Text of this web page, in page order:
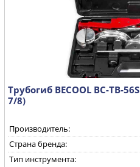
Трубогиб BECOOL BC-TB-
7/8)
Производитель:
Страна бренда:
Тип инструмента: